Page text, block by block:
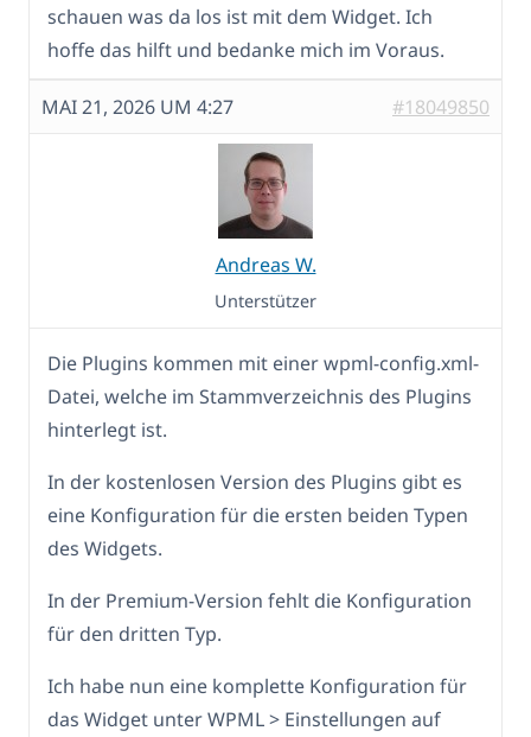
schauen was da los ist mit dem Widget. Ich
hoffe das hilft und bedanke mich im Voraus.
MAI 21, 2026 UM 4:27 #18049850
Andreas W.
Unterstützer
Die Plugins kommen mit einer wpml-config.xml-
Datei, welche im Stammverzeichnis des Plugins
hinterlegt ist.
In der kostenlosen Version des Plugins gibt es
eine Konfiguration für die ersten beiden Typen
des Widgets.
In der Premium-Version fehlt die Konfiguration
für den dritten Typ.
Ich habe nun eine komplette Konfiguration für
das Widget unter WPML > Einstellungen auf